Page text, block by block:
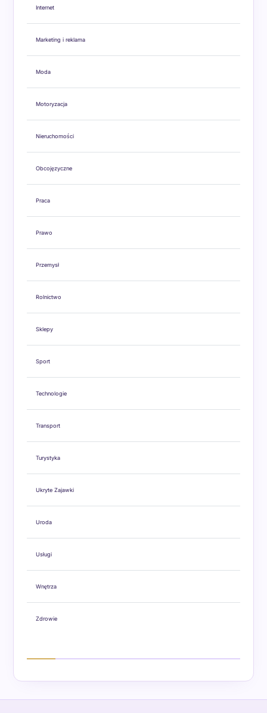
Internet
Marketing i reklama
Moda
Motoryzacja
Nieruchomości
Obcojęzyczne
Praca
Prawo
Przemysł
Rolnictwo
Sklepy
Sport
Technologie
Transport
Turystyka
Ukryte Zajawki
Uroda
Usługi
Wnętrza
Zdrowie